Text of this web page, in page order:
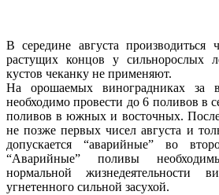
В середине августа производиться
растущих концов у сильнорослых
кустов чеканку не применяют.
На орошаемых виноградниках за
необходимо провести до 6 поливов в
поливов в южных и восточных.
не позже первых чисел августа и
допускается “аварийные” во
“Аварийные” поливы
нормальной жизнедеятельности
угнетенного сильной засухой.